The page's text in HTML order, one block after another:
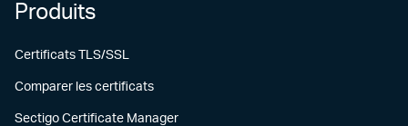
Produits
Certificats TLS/SSL
Comparer les certificats
Sectigo Certificate Manager